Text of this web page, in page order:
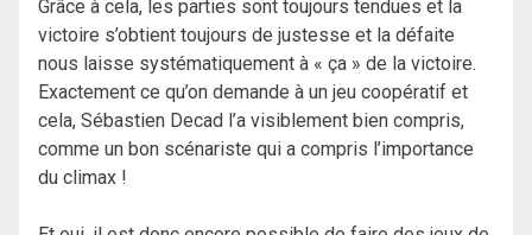
Grâce à cela, les parties sont toujours tendues et la
victoire s’obtient toujours de justesse et la défaite
nous laisse systématiquement à « ça » de la victoire.
Exactement ce qu’on demande à un jeu coopératif et
cela, Sébastien Decad l’a visiblement bien compris,
comme un bon scénariste qui a compris l’importance
du climax !